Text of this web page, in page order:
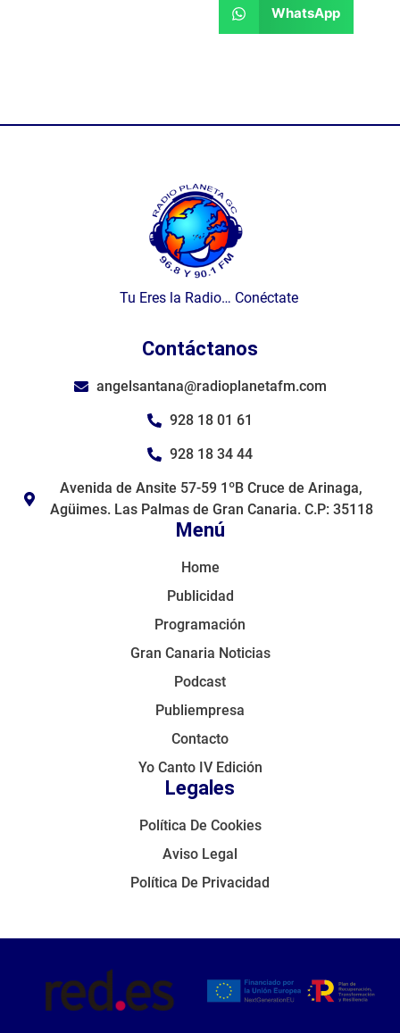
WhatsApp
Tu Eres la Radio… Conéctate
Menú
Home
Publicidad
Programación
Gran Canaria Noticias
Podcast
Publiempresa
Contacto
Yo Canto IV Edición
Legales
Política De Cookies
Aviso Legal
Política De Privacidad
Contáctanos
angelsantana@radioplanetafm.com
928 18 01 61
928 18 34 44
Avenida de Ansite 57-59 1ºB Cruce de Arinaga,
Agüimes. Las Palmas de Gran Canaria. C.P: 35118